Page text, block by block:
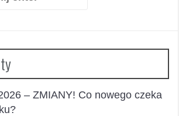
– ZMIANY! Co nowego czeka